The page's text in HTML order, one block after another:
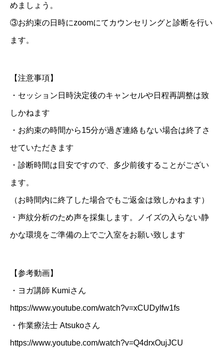
めましょう。
③お約束の日時にzoomにてカウンセリングと診断を行い
ます。
【注意事項】
・セッション日時決定後のキャンセルや日程再調整は致
しかねます
・お約束の時間から15分が過ぎ連絡もない場合は終了さ
せていただきます
・診断時間は目安ですので、多少前後することがござい
ます。
（お時間内に終了した場合でもご返金は致しかねます）
・声紋分析のため声を採集します。ノイズの入らない静
かな環境をご準備の上でご入室をお願い致します
【参考動画】
・ヨガ講師 Kumiさん
https://www.youtube.com/watch?v=xCUDyIfw1fs
・作業療法士 Atsukoさん
https://www.youtube.com/watch?v=Q4drxOujJCU